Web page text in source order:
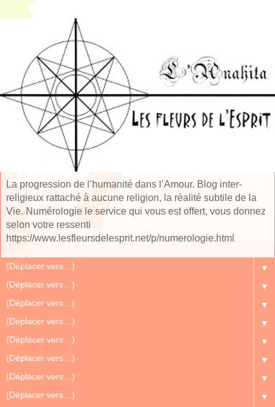
La progression de l’humanité dans l’Amour. Blog inter-
religieux rattaché à aucune religion, la réalité subtile de la
Vie. Numérologie le service qui vous est offert, vous donnez
selon votre ressenti
https://www.lesfleursdelesprit.net/p/numerologie.html
▼
▼
▼
▼
▼
▼
▼
▼